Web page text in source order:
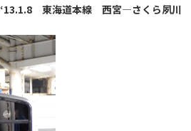
‘13.1.8 東海道本線 西宮―さくら夙川